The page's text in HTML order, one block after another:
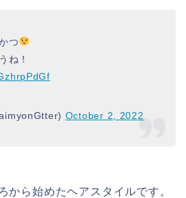
つ
ね！
October 2, 2022
から始めたヘアスタイルです。